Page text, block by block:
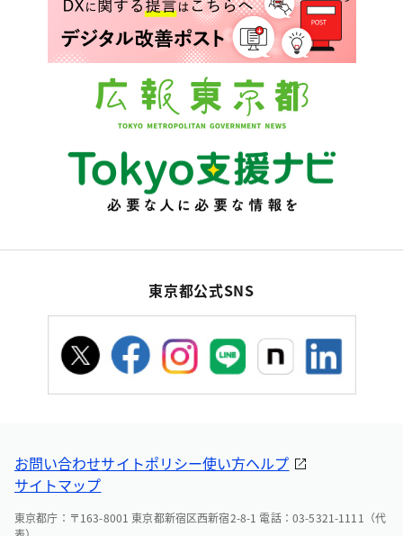
東京都公式SNS
お問い合わせサイトポリシー使い方ヘルプ
サイトマップ
東京都庁：〒163-8001 東京都新宿区西新宿2-8-1 電話：03-5321-1111（代